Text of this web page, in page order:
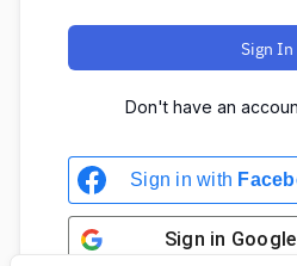
Sign In
Don't have an
Sign in with
Sign in Google